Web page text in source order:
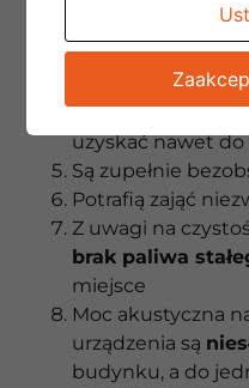
kosztownej
Funkcję
dodatkowo
Dzięki
uzyskać nawet
Są zupełnie
Potrafią zająć
Z uwagi na
brak paliwa
miejsce
Moc akustyczna
urządzenia są
budynku, a do